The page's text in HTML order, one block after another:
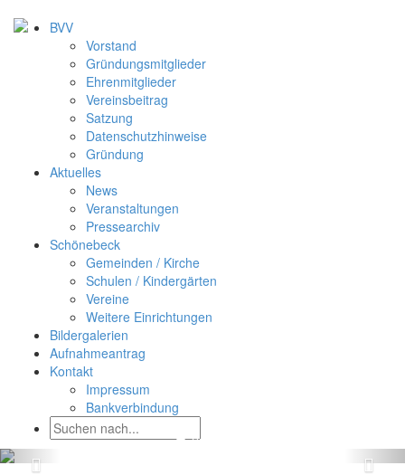
BVV
Vorstand
Gründungsmitglieder
Ehrenmitglieder
Vereinsbeitrag
Satzung
Datenschutzhinweise
Gründung
Aktuelles
News
Veranstaltungen
Pressearchiv
Schönebeck
Gemeinden / Kirche
Schulen / Kindergärten
Vereine
Weitere Einrichtungen
Bildergalerien
Aufnahmeantrag
Kontakt
Impressum
Bankverbindung